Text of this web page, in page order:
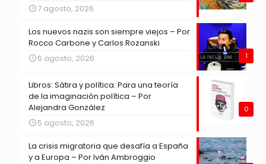
7 agosto, 2026
1
Los nuevos nazis son siempre viejos – Por
Rocco Carbone y Carlos Rozanski
6 agosto, 2026
0
Libros: Sátira y política: Para una teoría
de la imaginación política – Por
Alejandra González
5 agosto, 2026
La crisis migratoria que desafía a España
y a Europa – Por Iván Ambroggio